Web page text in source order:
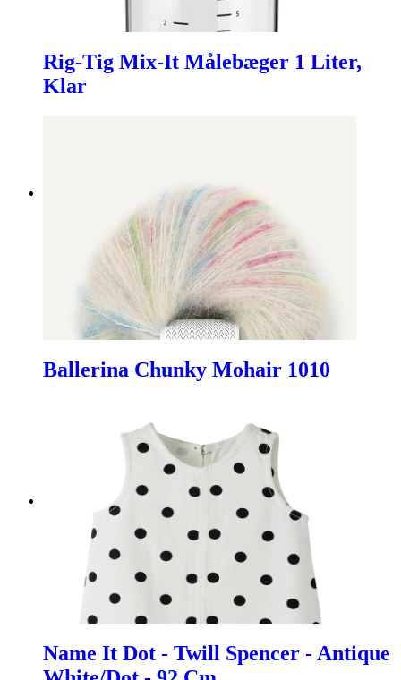
Rig-Tig Mix-It Målebæger 1 Liter,
Klar
Ballerina Chunky Mohair 1010
Name It Dot - Twill Spencer - Antique